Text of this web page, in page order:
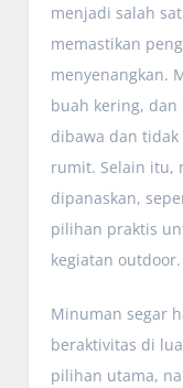
menjadi salah
memastikan
menyenangkan.
buah kering,
dibawa dan
rumit. Selain itu,
dipanaskan,
pilihan praktis
kegiatan outdoor.
Minuman segar
beraktivitas di
pilihan utama,